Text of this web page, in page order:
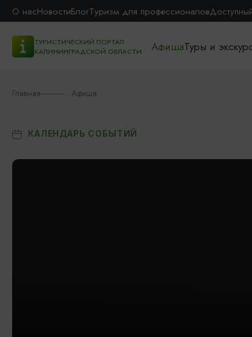
О насНовостиБлогТуризм для профессионалов
ТУРИСТИЧЕСКИЙ ПОРТАЛ
КАЛИНИНГРАДСКОЙ ОБЛАСТИ
АфишаТуры и
Главная Афиша
КАЛЕНДАРЬ СОБЫТИЙ